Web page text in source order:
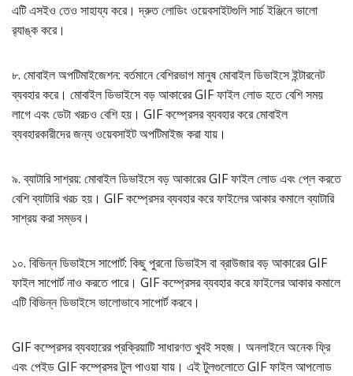
এটি এসইও তেও সাহায্য করে। দ্রুত লোডিং ওয়েবসাইটগুলি সার্চ ইঞ্জিনে ভালো
র‍্যাঙ্ক করে।
৮. মোবাইল অপটিমাইজেশন: বর্তমানে বেশিরভাগ মানুষ মোবাইল ডিভাইসে ইন্টারনেট
ব্যবহার করে। মোবাইল ডিভাইসে বড় আকারের GIF ফাইল লোড হতে বেশি সময়
লাগে এবং ডেটা খরচও বেশি হয়। GIF কম্প্রেসর ব্যবহার করে মোবাইল
ব্যবহারকারীদের জন্য ওয়েবসাইট অপটিমাইজ করা যায়।
৯. ব্যাটারি সাশ্রয়: মোবাইল ডিভাইসে বড় আকারের GIF ফাইল লোড এবং প্লে করতে
বেশি ব্যাটারি খরচ হয়। GIF কম্প্রেসর ব্যবহার করে ফাইলের আকার কমালে ব্যাটারি
সাশ্রয় করা সম্ভব।
১০. বিভিন্ন ডিভাইসে সাপোর্ট: কিছু পুরনো ডিভাইস বা ব্রাউজার বড় আকারের GIF
ফাইল সাপোর্ট নাও করতে পারে। GIF কম্প্রেসর ব্যবহার করে ফাইলের আকার কমালে
এটি বিভিন্ন ডিভাইসে ভালোভাবে সাপোর্ট করবে।
GIF কম্প্রেসর ব্যবহারের প্রক্রিয়াটি সাধারণত খুবই সহজ। অনলাইনে অনেক ফ্রি
এবং পেইড GIF কম্প্রেসর টুল পাওয়া যায়। এই টুলগুলোতে GIF ফাইল আপলোড